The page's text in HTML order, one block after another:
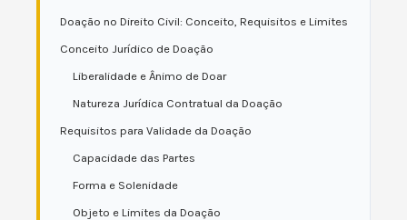
Doação no Direito Civil: Conceito, Requisitos e Limites
Conceito Jurídico de Doação
Liberalidade e Ânimo de Doar
Natureza Jurídica Contratual da Doação
Requisitos para Validade da Doação
Capacidade das Partes
Forma e Solenidade
Objeto e Limites da Doação